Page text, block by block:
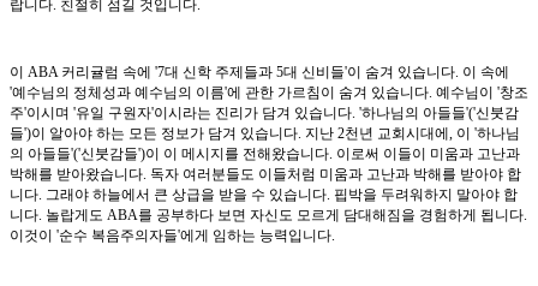
랍니다. 친절히 섬길 것입니다.
이 ABA 커리귤럼 속에 '7대 신학 주제들과 5대 신비들'이 숨겨 있습니다. 이 속에
'예수님의 정체성과 예수님의 이름'에 관한 가르침이 숨겨 있습니다. 예수님이 '창조
주'이시며 '유일 구원자'이시라는 진리가 담겨 있습니다. '하나님의 아들들'('신붓감
들')이 알아야 하는 모든 정보가 담겨 있습니다. 지난 2천년 교회시대에, 이 '하나님
의 아들들'('신붓감들')이 이 메시지를 전해왔습니다. 이로써 이들이 미움과 고난과
박해를 받아왔습니다. 독자 여러분들도 이들처럼 미움과 고난과 박해를 받아야 합
니다. 그래야 하늘에서 큰 상급을 받을 수 있습니다. 핍박을 두려워하지 말아야 합
니다. 놀랍게도 ABA를 공부하다 보면 자신도 모르게 담대해짐을 경험하게 됩니다.
이것이 '순수 복음주의자들'에게 임하는 능력입니다.